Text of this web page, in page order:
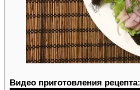
Видео приготовления рецепта: